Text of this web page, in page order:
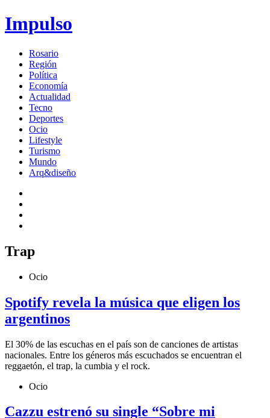
Impulso
Rosario
Región
Política
Economía
Actualidad
Tecno
Deportes
Ocio
Lifestyle
Turismo
Mundo
Arq&diseño
Trap
Ocio
Spotify revela la música que eligen los
argentinos
El 30% de las escuchas en el país son de canciones de artistas
nacionales. Entre los géneros más escuchados se encuentran el
reggaetón, el trap, la cumbia y el rock.
Ocio
Cazzu estrenó su single “Sobre mi